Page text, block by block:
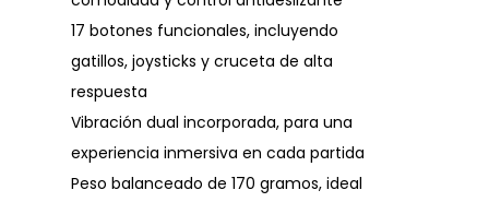
17 botones funcionales, incluyendo
gatillos, joysticks y cruceta de alta
respuesta
Vibración dual incorporada, para una
experiencia inmersiva en cada partida
Peso balanceado de 170 gramos, ideal